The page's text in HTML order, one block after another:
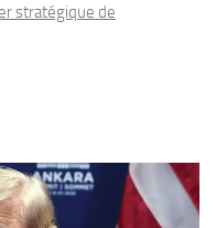
stratégique de